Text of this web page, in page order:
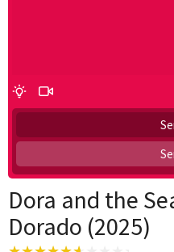
Dora and the
Dorado (2025)